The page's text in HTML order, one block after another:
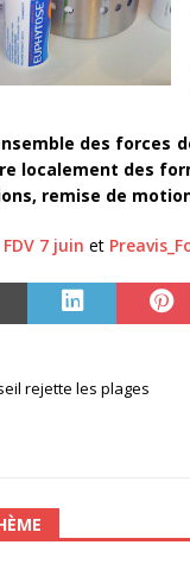
[ 3 janvier 2024 ]
des
localement des
remise de
7 juin et
rejette les plages